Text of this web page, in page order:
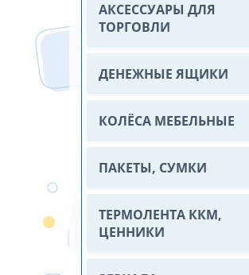
АКСЕССУАРЫ ДЛЯ
ТОРГОВЛИ
ДЕНЕЖНЫЕ ЯЩИКИ
КОЛЁСА МЕБЕЛЬНЫЕ
ПАКЕТЫ, СУМКИ
ТЕРМОЛЕНТА ККМ,
ЦЕННИКИ